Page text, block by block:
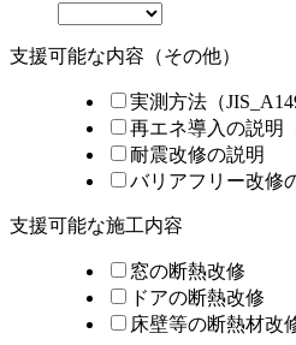
支援可能な内容（その他）
実測方法（
再エネ導入の説明
耐震改修の説明
バリアフリー改修
支援可能な施工内容
窓の断熱改修
ドアの断熱改修
床壁等の断熱材改